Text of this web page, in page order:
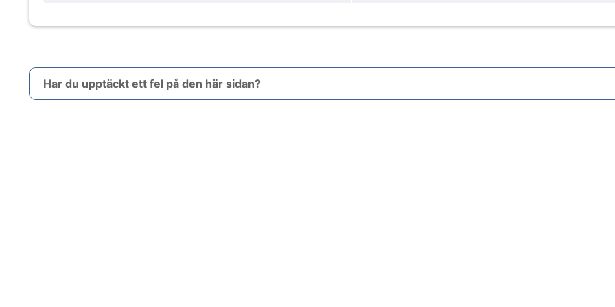
Har du upptäckt ett fel på den här sidan?